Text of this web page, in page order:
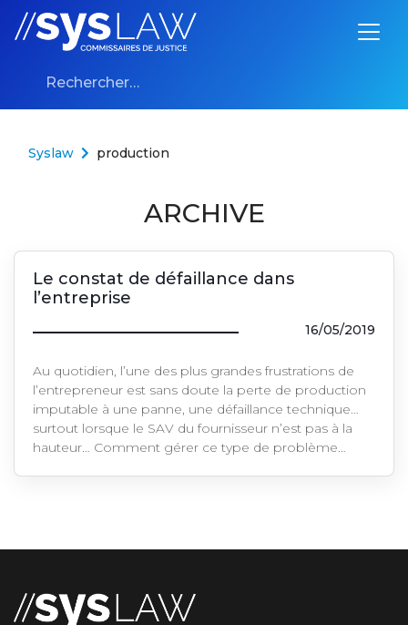
Aller au contenu
Rechercher :
Syslaw production
ARCHIVE
Le constat de défaillance dans
l’entreprise
16/05/2019
Au quotidien, l’une des plus grandes frustrations de
l’entrepreneur est sans doute la perte de production
imputable à une panne, une défaillance technique…
surtout lorsque le SAV du fournisseur n’est pas à la
hauteur… Comment gérer ce type de problème…